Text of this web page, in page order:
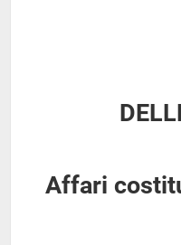
Affari